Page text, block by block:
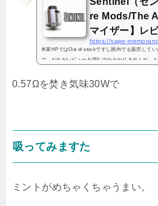
re Mods/The
マイザー】レ
https://vape-
本家HPではOut of stockですし国内でも販売して
で、だれがレビューを望むのかわかりませんが、
ンチネル！！Senti...
0.57Ωを焚き気味30Wで
吸ってみますた
ミントがめちゃくちゃうまい。